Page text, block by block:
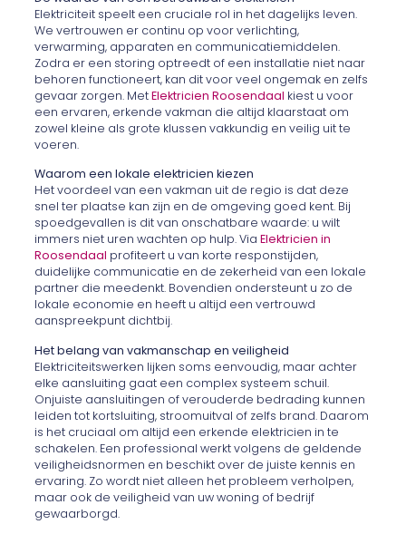
Elektriciteit speelt een cruciale rol in het dagelijks leven.
We vertrouwen er continu op voor verlichting,
verwarming, apparaten en communicatiemiddelen.
Zodra er een storing optreedt of een installatie niet naar
behoren functioneert, kan dit voor veel ongemak en zelfs
gevaar zorgen. MetElektricien Roosendaal kiest u voor
een ervaren, erkende vakman die altijd klaarstaat om
zowel kleine als grote klussen vakkundig en veilig uit te
voeren.
Waarom een lokale elektricien kiezen
Het voordeel van een vakman uit de regio is dat deze
snel ter plaatse kan zijn en de omgeving goed kent. Bij
spoedgevallen is dit van onschatbare waarde: u wilt
immers niet uren wachten op hulp. ViaElektricien in
Roosendaal profiteert u van korte responstijden,
duidelijke communicatie en de zekerheid van een lokale
partner die meedenkt. Bovendien ondersteunt u zo de
lokale economie en heeft u altijd een vertrouwd
aanspreekpunt dichtbij.
Het belang van vakmanschap en veiligheid
Elektriciteitswerken lijken soms eenvoudig, maar achter
elke aansluiting gaat een complex systeem schuil.
Onjuiste aansluitingen of verouderde bedrading kunnen
leiden tot kortsluiting, stroomuitval of zelfs brand. Daarom
is het cruciaal om altijd een erkende elektricien in te
schakelen. Een professional werkt volgens de geldende
veiligheidsnormen en beschikt over de juiste kennis en
ervaring. Zo wordt niet alleen het probleem verholpen,
maar ook de veiligheid van uw woning of bedrijf
gewaarborgd.